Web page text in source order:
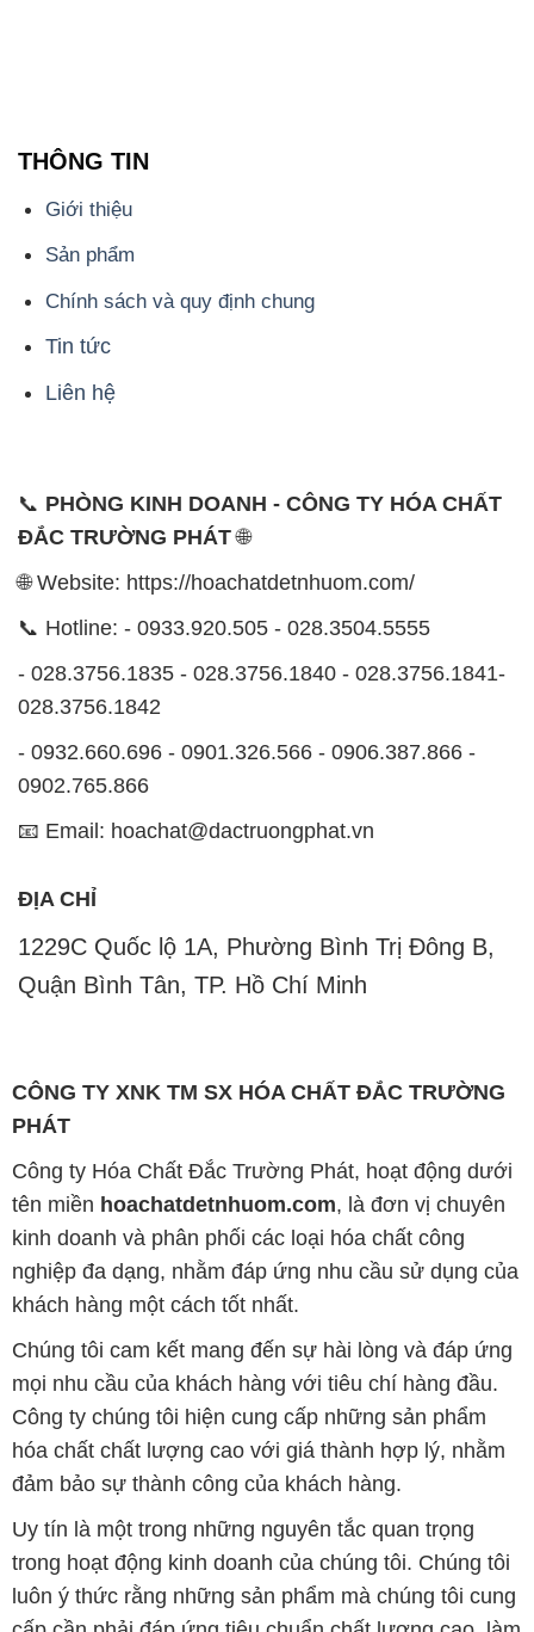
THÔNG TIN
Giới thiệu
Sản phẩm
Chính sách và quy định chung
Tin tức
Liên hệ
📞 PHÒNG KINH DOANH - CÔNG TY HÓA CHẤT
ĐẮC TRƯỜNG PHÁT🌐
🌐 Website: https://hoachatdetnhuom.com/
📞 Hotline: - 0933.920.505 - 028.3504.5555
- 028.3756.1835 - 028.3756.1840 - 028.3756.1841-
028.3756.1842
- 0932.660.696 - 0901.326.566 - 0906.387.866 -
0902.765.866
📧 Email: hoachat@dactruongphat.vn
ĐỊA CHỈ
1229C Quốc lộ 1A, Phường Bình Trị Đông B,
Quận Bình Tân, TP. Hồ Chí Minh
CÔNG TY XNK TM SX HÓA CHẤT ĐẮC TRƯỜNG
PHÁT
Công ty Hóa Chất Đắc Trường Phát, hoạt động dưới
tên miền hoachatdetnhuom.com, là đơn vị chuyên
kinh doanh và phân phối các loại hóa chất công
nghiệp đa dạng, nhằm đáp ứng nhu cầu sử dụng của
khách hàng một cách tốt nhất.
Chúng tôi cam kết mang đến sự hài lòng và đáp ứng
mọi nhu cầu của khách hàng với tiêu chí hàng đầu.
Công ty chúng tôi hiện cung cấp những sản phẩm
hóa chất chất lượng cao với giá thành hợp lý, nhằm
đảm bảo sự thành công của khách hàng.
Uy tín là một trong những nguyên tắc quan trọng
trong hoạt động kinh doanh của chúng tôi. Chúng tôi
luôn ý thức rằng những sản phẩm mà chúng tôi cung